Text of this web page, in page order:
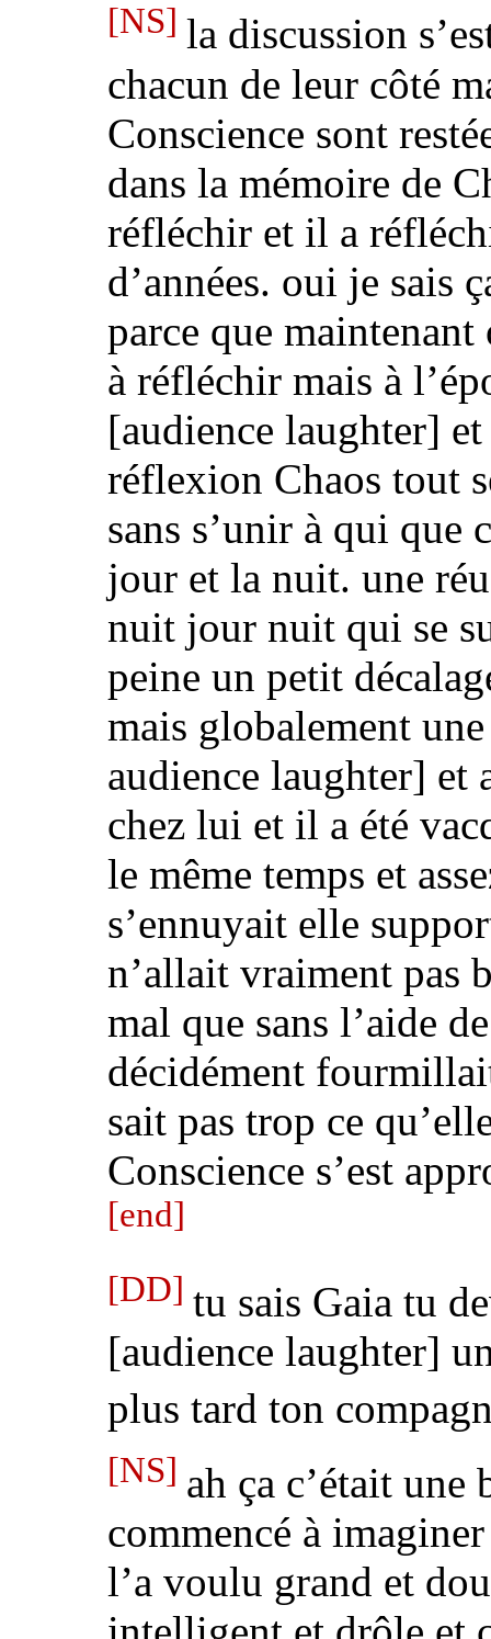
[NS] la discussion
chacun de leur côté
Conscience sont
dans la mémoire de
réfléchir et il a
d’années. oui je sais
parce que maintenant
à réfléchir mais à
[audience laughter]
réflexion Chaos tout
sans s’unir à qui que
jour et la nuit. une
nuit jour nuit qui se
peine un petit
mais globalement
audience laughter] et
chez lui et il a été
le même temps et
s’ennuyait elle
n’allait vraiment pas
mal que sans l’aide
décidément
sait pas trop ce
Conscience s’est
[end]
[DD] tu sais Gaia tu
[audience laughter]
plus tard ton
[NS] ah ça c’était une
commencé à
l’a voulu grand et